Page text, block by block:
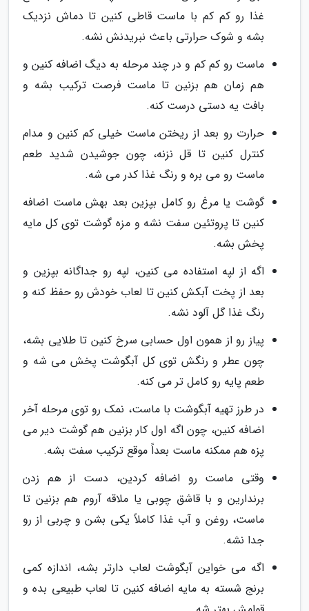
غذا رو کم کم با ماست قاطی کنین تا دماش نزدیک
بشه و شوک حرارتی باعث نبریدنش نشه.
ماست رو کم کم و در چند مرحله به دیگ اضافه کنین و
هم زمان هم بزنین تا ماست فرصت ترکیب بشه و
بافت یه دستی درست کنه.
حرارت رو بعد از ریختن ماست خیلی کم کنین و مدام
کنترل کنین تا قل نزنه، چون جوشیدن شدید طعم
ماست رو می بره و رنگ غذا کدر می شه.
گوشت یا مرغ رو کامل بپزین بعد بهش ماست اضافه
کنین تا پروتئین سفت نشه و مزه گوشت توی کل مایه
پخش بشه.
اگه از لپه استفاده می کنین، لپه رو جداگانه بپزین و
بعد از پخت آبکش کنین تا لعاب خودش رو حفظ کنه و
رنگ غذا گل آلود نشه.
پیاز رو از همون اول حسابی سرخ کنین تا طلایی بشه،
چون عطر و رنگش توی کل آبگوشت پخش می شه و
طعم پایه رو کامل تر می کنه.
در طرز تهیه آبگوشت با ماست، نمک رو توی مرحله آخر
اضافه کنین، چون اگه اول کار بزنین هم گوشت دیر می
پزه هم ممکنه ماست بعداً موقع ترکیب سفت بشه.
وقتی ماست رو اضافه کردین، دست از هم زدن
برندارین و با قاشق چوبی یا ملاقه آروم هم بزنین تا
ماست، روغن و آب غذا کاملاً یکی بشن و چربی از رو
جدا نشه.
اگه می خواین آبگوشت لعاب دارتر بشه، اندازه کمی
برنج شسته به مایه اضافه کنین تا لعاب طبیعی بده و